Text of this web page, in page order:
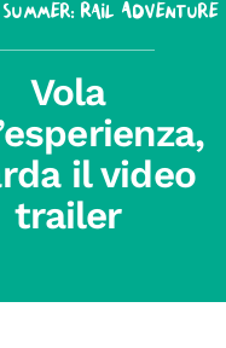
Summer: Rail Adventure
Vola
il video
trailer